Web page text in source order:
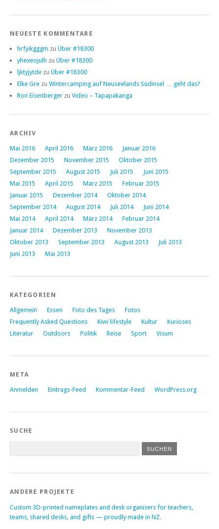
NEUESTE KOMMENTARE
hrfyikgggm zu Über #18300
yhexeojulh zu Über #18300
ljktyjytde zu Über #18300
Elke Gre zu Wintercamping auf Neuseelands Südinsel … geht das?
Ron Eisenberger zu Video – Tapapakanga
ARCHIV
Mai 2016 April 2016 März 2016
Januar 2016
Dezember 2015
November 2015
Oktober 2015
September 2015
August 2015 Juli 2015
Juni 2015
Mai 2015
April 2015 März 2015
Februar 2015
Januar 2015
Dezember 2014
Oktober 2014
September 2014
August 2014 Juli 2014
Juni 2014
Mai 2014
April 2014 März 2014
Februar 2014
Januar 2014
Dezember 2013
November 2013
Oktober 2013
September 2013 August 2013
Juli 2013
Juni 2013
Mai 2013
KATEGORIEN
Allgemein Essen Foto des Tages
Fotos
Frequently Asked Questions
Kiwi lifestyle Kultur
Kurioses
Literatur
Outdoors Politik Reise Sport Visum
META
Anmelden Eintrags-Feed Kommentar-Feed WordPress.org
SUCHE
ANDERE PROJEKTE
Custom 3D-printed nameplates and desk organisers for teachers,
teams, shared desks, and gifts — proudly made in NZ.